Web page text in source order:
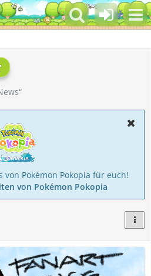
Pokémon Pokopia für euch!
von Pokémon Pokopia